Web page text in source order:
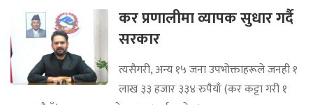
कर प्रणालीमा व्यापक सुधार गर्दै
सरकार
त्यसैगरी, अन्य १५ जना उपभोक्ताहरूले जनही १
लाख ३३ हजार ३३४ रुपैयाँ (कर कट्टा गरी १